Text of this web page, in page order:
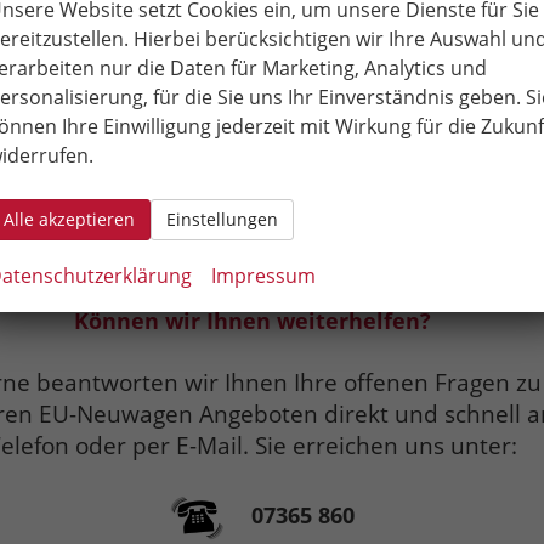
von Dacia entgegen. Auch für die Design-Abteilung
man bei Dacia kein unnötiges Geld. Ist einmal ein
so wird dies lange beibehalten und in der
nur sehr behutsam verändert. Der typische Dacia-
andere Prioritäten. Hier zählen in erster Linie
Unterhaltskosten und Robustheit - dafür stehen
Können wir Ihnen weiterhelfen?
beantworten wir Ihnen Ihre offenen Fragen zu
EU-Neuwagen Angeboten direkt und schnell
oder per E-Mail. Sie erreichen uns unter:
07365 860
Website setzt Cookies ein, um unsere Dienste für Sie
Hierbei berücksichtigen wir Ihre Auswahl
nur die Daten für Marketing, Analytics und
für die Sie uns Ihr Einverständnis geben.
Ihre Einwilligung jederzeit mit Wirkung für die
Alle akzeptieren Einstellungen
Impressum